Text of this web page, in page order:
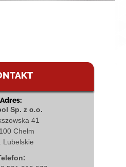
Adres:
Sp. z o.o.
41
Chełm
Lubelskie